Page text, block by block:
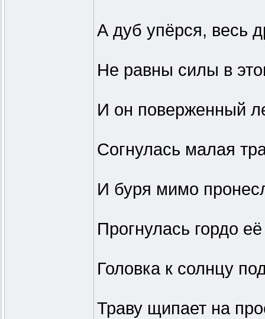
А дуб упёрся, весь
Не равны силы в
И он поверженный
Согнулась малая
И буря мимо
Прогнулась гордо
Головка к солнцу
Траву щипает на